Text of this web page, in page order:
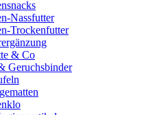
Nassfutter
Trockenfutter
& Co
Geruchsbinder